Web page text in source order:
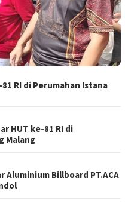
RI di Perumahan Istana
HUT ke-81 RI di
Malang
Aluminium Billboard PT.ACA